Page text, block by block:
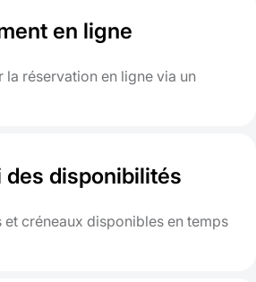
en ligne
la réservation en ligne via un
des disponibilités
et créneaux disponibles en temps